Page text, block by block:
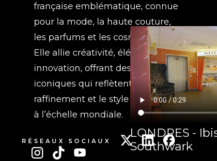
française emblématique, connue
pour la mode, la haute couture,
les parfums et les cosmétiques.
Elle allie créativité, élégance et
innovation, offrant des produits
iconiques qui reflètent le
raffinement et le style intemporel
à l’échelle mondiale.
RÉSEAUX SOCIAUX
LONDRES -
Southwark